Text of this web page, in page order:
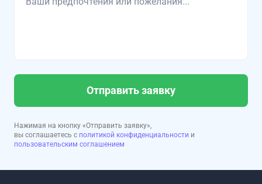
Отправить заявку
Нажимая на кнопку «Отправить заявку»,
вы соглашаетесь с политикой конфиденциальности и
пользовательским соглашением